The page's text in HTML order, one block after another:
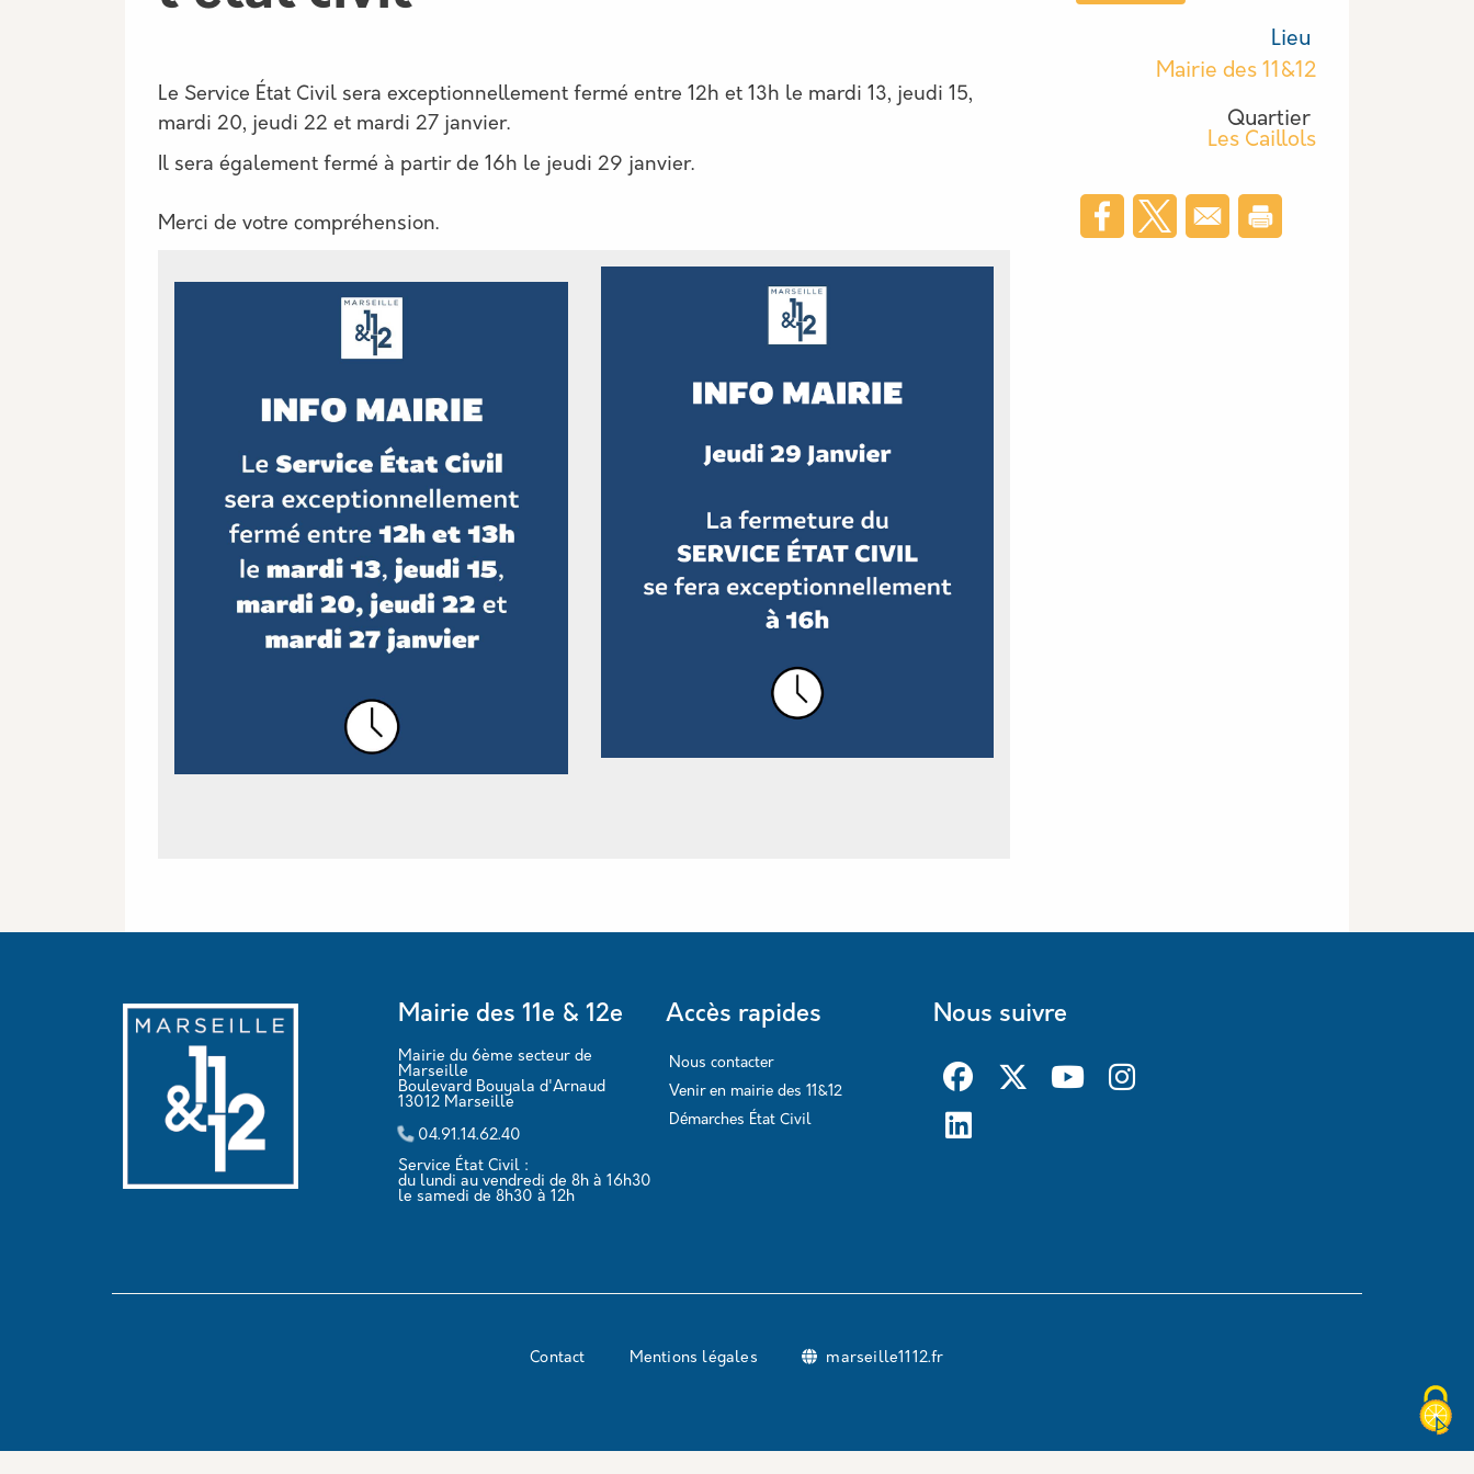
Le Service État Civil sera exceptionnellement fermé entre 12h et 13h le mardi 13, jeudi 15,
mardi 20, jeudi 22 et mardi 27 janvier.
Il sera également fermé à partir de 16h le jeudi 29 janvier.
Merci de votre compréhension.
Lieu
Mairie des 11&12
Quartier
Les Caillols
Mairie des 11e & 12e
Mairie du 6ème secteur de
Marseille
Boulevard Bouyala d'Arnaud
13012 Marseille
04.91.14.62.40
Service État Civil :
du lundi au vendredi de 8h à 16h30
le samedi de 8h30 à 12h
Accès rapides
Nous contacter
Venir en mairie des 11&12
Démarches État Civil
Nous suivre
Contact Mentions légales marseille1112.fr